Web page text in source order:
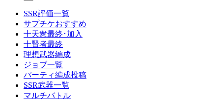
SSR評価一覧
サプチケおすすめ
十天衆最終･加入
十賢者最終
理想武器編成
ジョブ一覧
パーティ編成投稿
SSR武器一覧
マルチバトル